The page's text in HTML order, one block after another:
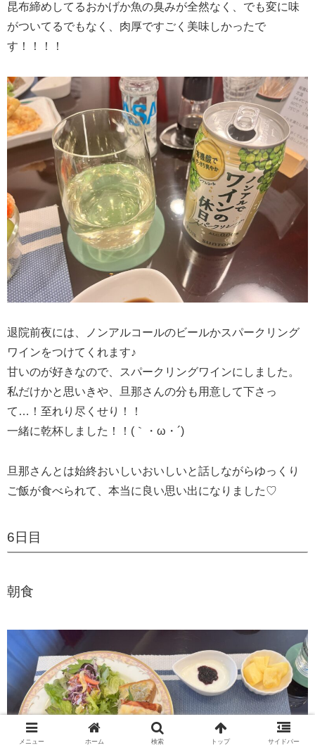
昆布締めしてるおかげか魚の臭みが全然なく、でも変に味
がついてるでもなく、肉厚ですごく美味しかったで
す！！！！
退院前夜には、ノンアルコールのビールかスパークリング
ワインをつけてくれます♪
甘いのが好きなので、スパークリングワインにしました。
私だけかと思いきや、旦那さんの分も用意して下さっ
て…！至れり尽くせり！！
一緒に乾杯しました！！(｀・ω・´)ゞ
旦那さんとは始終おいしいおいしいと話しながらゆっくり
ご飯が食べられて、本当に良い思い出になりました♡
6日目
朝食
メニュー ホーム 検索 トップ サイドバー